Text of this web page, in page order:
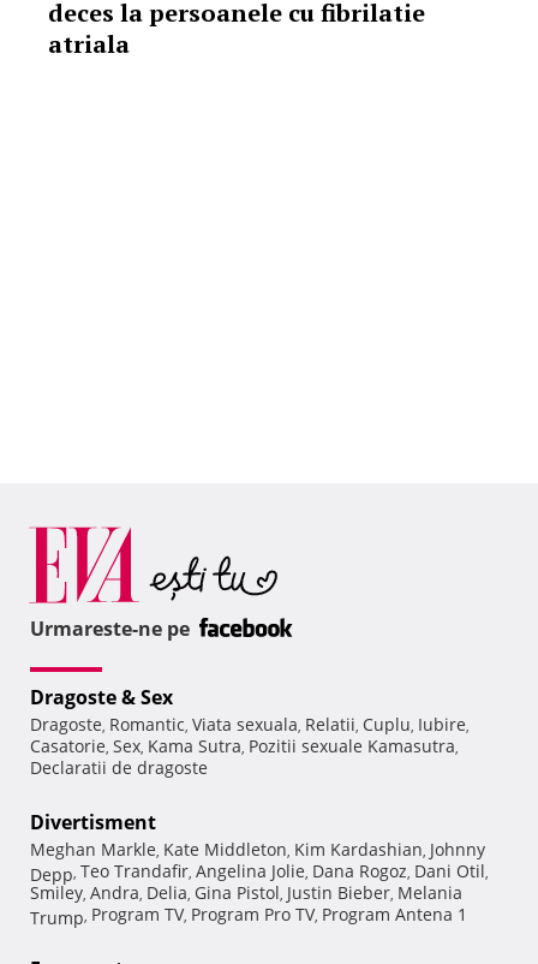
deces la persoanele cu fibrilatie
atriala
Urmareste-ne pe
Dragoste & Sex
Dragoste, Romantic, Viata sexuala, Relatii, Cuplu, Iubire,
Casatorie, Sex, Kama Sutra, Pozitii sexuale Kamasutra,
Declaratii de dragoste
Divertisment
Meghan Markle, Kate Middleton, Kim Kardashian, Johnny
Depp, Teo Trandafir, Angelina Jolie, Dana Rogoz, Dani Otil,
Smiley, Andra, Delia, Gina Pistol, Justin Bieber, Melania
Trump, Program TV, Program Pro TV, Program Antena 1